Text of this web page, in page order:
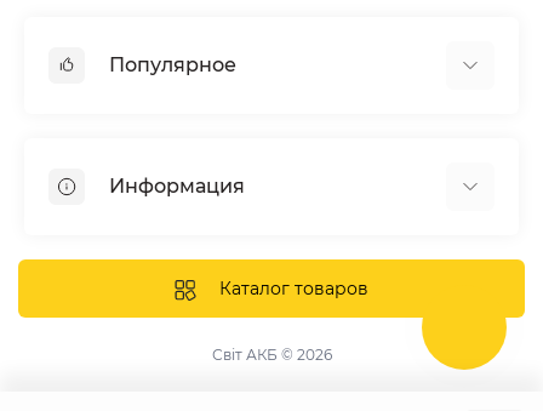
Популярное
Системы хранения энергии
Инверторы
Аккумуляторы
Информация
Доставка и оплата
Каталог товаров
Світ АКБ © 2026